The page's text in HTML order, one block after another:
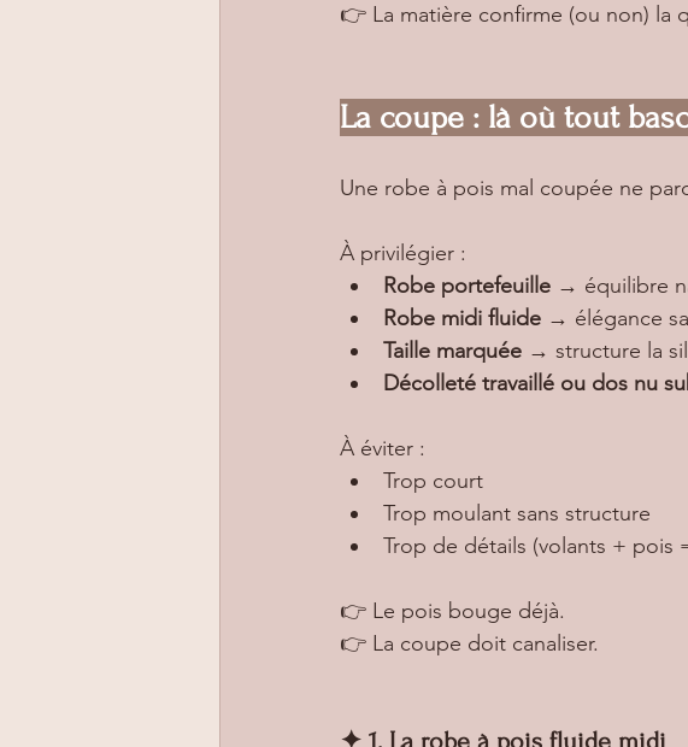
👉 La matière confirme (ou non) la
La coupe : là où tout
Une robe à pois mal coupée ne
À privilégier :
Robe portefeuille → équilibre
Robe midi fluide → élégance
Taille marquée → structure la
Décolleté travaillé ou dos nu
À éviter :
Trop court
Trop moulant sans structure
Trop de détails (volants + pois
👉 Le pois bouge déjà.
👉 La coupe doit canaliser.